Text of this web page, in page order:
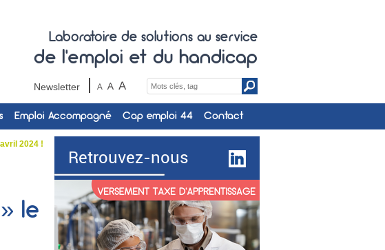
Laboratoire de solutions au service
de l'emploi et du handicap
Newsletter
Search
Emploi Accompagné Cap emploi 44 Contact
2024 !
le
Retrouvez-nous